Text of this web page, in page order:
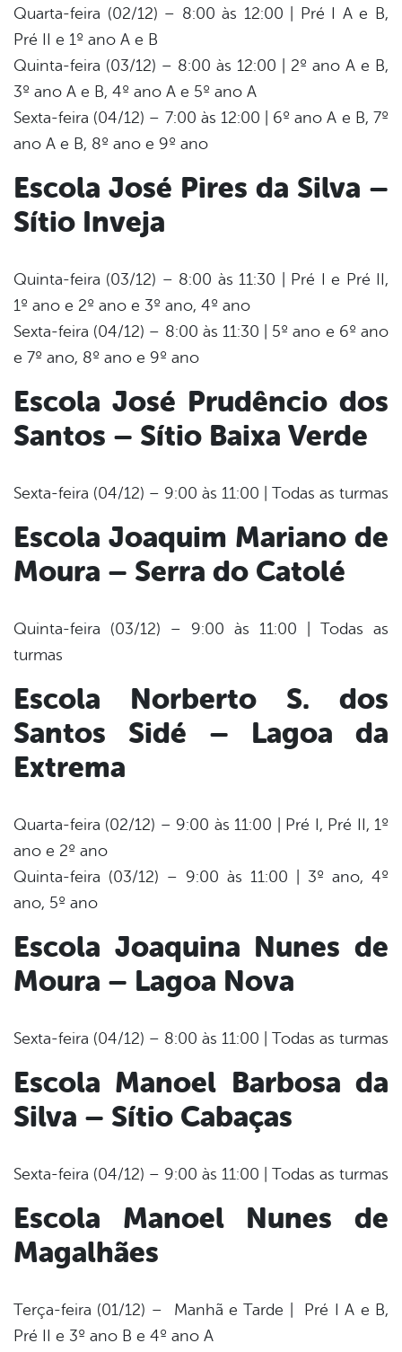
Quarta-feira (02/12) – 8:00 às 12:00 | Pré I A e B,
Pré II e 1º ano A e B
Quinta-feira (03/12) – 8:00 às 12:00 | 2º ano A e B,
3º ano A e B, 4º ano A e 5º ano A
Sexta-feira (04/12) – 7:00 às 12:00 | 6º ano A e B, 7º
ano A e B, 8º ano e 9º ano
Escola José Pires da Silva –
Sítio Inveja
Quinta-feira (03/12) – 8:00 às 11:30 | Pré I e Pré II,
1º ano e 2º ano e 3º ano, 4º ano
Sexta-feira (04/12) – 8:00 às 11:30 | 5º ano e 6º ano
e 7º ano, 8º ano e 9º ano
Escola José Prudêncio dos
Santos – Sítio Baixa Verde
Sexta-feira (04/12) – 9:00 às 11:00 | Todas as turmas
Escola Joaquim Mariano de
Moura – Serra do Catolé
Quinta-feira (03/12) – 9:00 às 11:00 | Todas as
turmas
Escola Norberto S. dos
Santos Sidé – Lagoa da
Extrema
Quarta-feira (02/12) – 9:00 às 11:00 | Pré I, Pré II, 1º
ano e 2º ano
Quinta-feira (03/12) – 9:00 às 11:00 | 3º ano, 4º
ano, 5º ano
Escola Joaquina Nunes de
Moura – Lagoa Nova
Sexta-feira (04/12) – 8:00 às 11:00 | Todas as turmas
Escola Manoel Barbosa da
Silva – Sítio Cabaças
Sexta-feira (04/12) – 9:00 às 11:00 | Todas as turmas
Escola Manoel Nunes de
Magalhães
Terça-feira (01/12) – Manhã e Tarde |
Pré I A e B,
Pré II e 3º ano B e 4º ano A